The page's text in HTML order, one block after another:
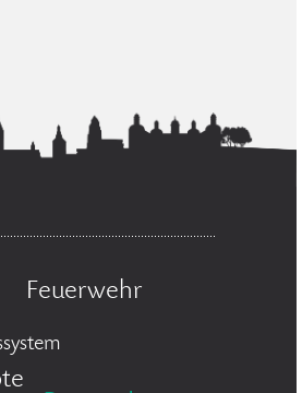
Feuerwehr